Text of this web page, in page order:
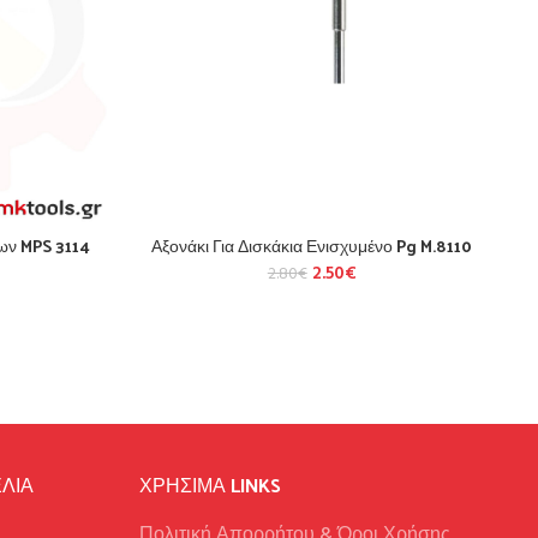
MPS 3114 Αξονάκι Για Δισκάκια Ενισχυμένο Pg M.8110
2.80€ 2.50€
ΧΡΉΣΙΜΑ LINKS